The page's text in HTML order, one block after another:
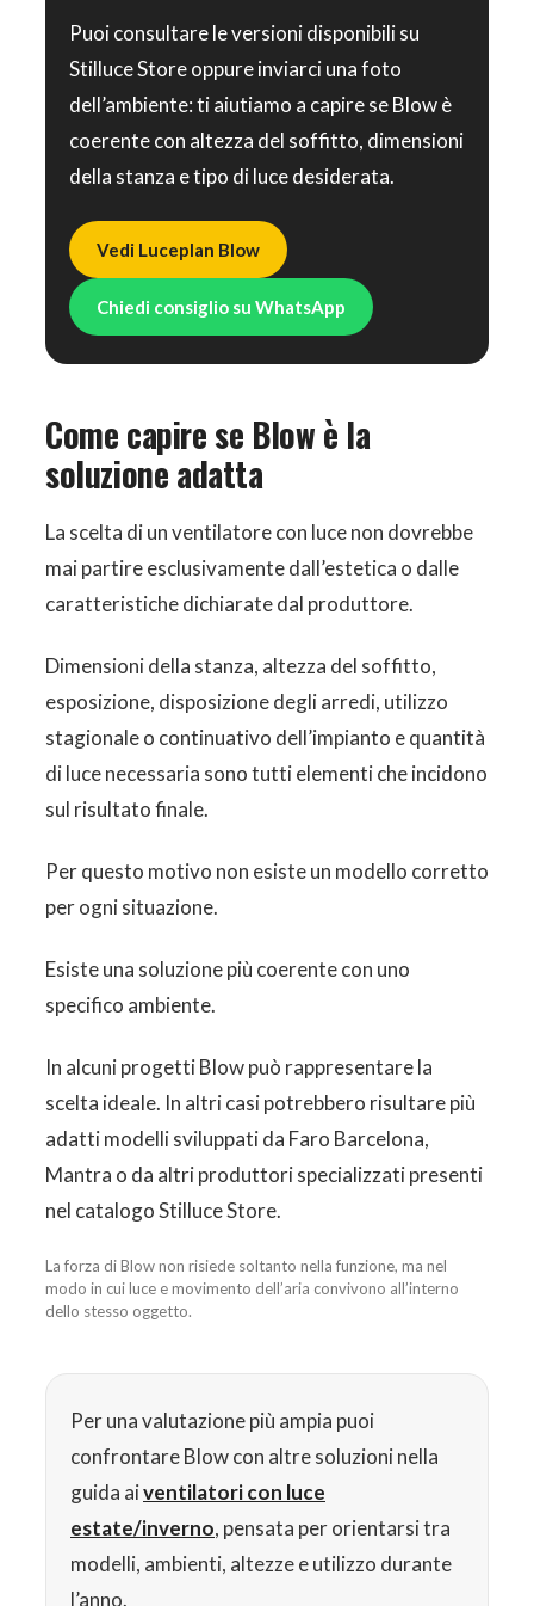
Puoi consultare le versioni disponibili su
Stilluce Store oppure inviarci una foto
dell’ambiente: ti aiutiamo a capire se Blow è
coerente con altezza del soffitto, dimensioni
della stanza e tipo di luce desiderata.
Vedi Luceplan Blow
Chiedi consiglio su WhatsApp
Come capire se Blow è la
soluzione adatta
La scelta di un ventilatore con luce non dovrebbe
mai partire esclusivamente dall’estetica o dalle
caratteristiche dichiarate dal produttore.
Dimensioni della stanza, altezza del soffitto,
esposizione, disposizione degli arredi, utilizzo
stagionale o continuativo dell’impianto e quantità
di luce necessaria sono tutti elementi che incidono
sul risultato finale.
Per questo motivo non esiste un modello corretto
per ogni situazione.
Esiste una soluzione più coerente con uno
specifico ambiente.
In alcuni progetti Blow può rappresentare la
scelta ideale. In altri casi potrebbero risultare più
adatti modelli sviluppati da Faro Barcelona,
Mantra o da altri produttori specializzati presenti
nel catalogo Stilluce Store.
La forza di Blow non risiede soltanto nella funzione, ma nel
modo in cui luce e movimento dell’aria convivono all’interno
dello stesso oggetto.
Per una valutazione più ampia puoi
confrontare Blow con altre soluzioni nella
guida aiventilatori con luce
estate/inverno, pensata per orientarsi tra
modelli, ambienti, altezze e utilizzo durante
l’anno.